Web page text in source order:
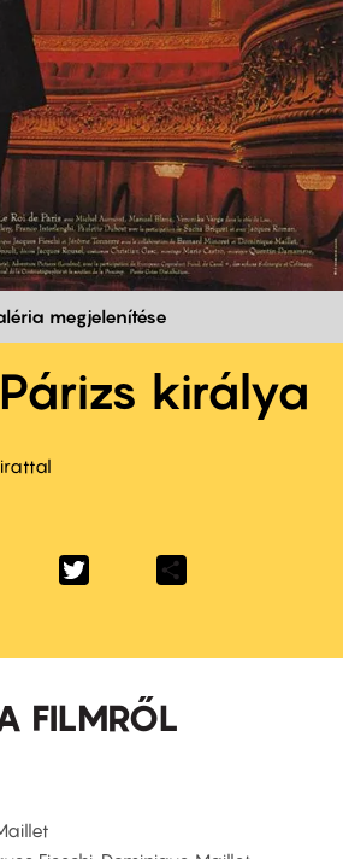
megjelenítése
királya
Facebook
FILMRŐL